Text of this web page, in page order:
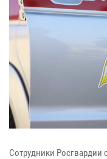
Сотрудники Росгвардии